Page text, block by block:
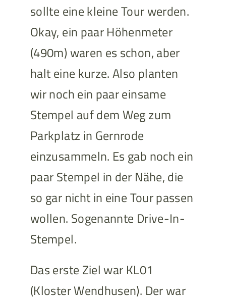
sollte eine kleine Tour werden.
Okay, ein paar Höhenmeter
(490m) waren es schon, aber
halt eine kurze. Also planten
wir noch ein paar einsame
Stempel auf dem Weg zum
Parkplatz in Gernrode
einzusammeln. Es gab noch ein
paar Stempel in der Nähe, die
so gar nicht in eine Tour passen
wollen. Sogenannte Drive-In-
Stempel.
Das erste Ziel war KL01
(Kloster Wendhusen). Der war